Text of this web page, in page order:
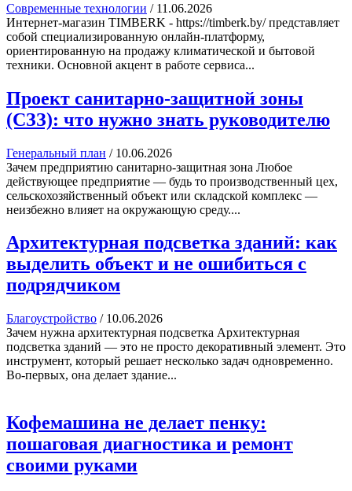
Современные технологии / 11.06.2026
Интернет-магазин TIMBERK - https://timberk.by/ представляет
собой специализированную онлайн-платформу,
ориентированную на продажу климатической и бытовой
техники. Основной акцент в работе сервиса...
Проект санитарно-защитной зоны
(СЗЗ): что нужно знать руководителю
Генеральный план / 10.06.2026
Зачем предприятию санитарно-защитная зона Любое
действующее предприятие — будь то производственный цех,
сельскохозяйственный объект или складской комплекс —
неизбежно влияет на окружающую среду....
Архитектурная подсветка зданий: как
выделить объект и не ошибиться с
подрядчиком
Благоустройство / 10.06.2026
Зачем нужна архитектурная подсветка Архитектурная
подсветка зданий — это не просто декоративный элемент. Это
инструмент, который решает несколько задач одновременно.
Во-первых, она делает здание...
Кофемашина не делает пенку:
пошаговая диагностика и ремонт
своими руками